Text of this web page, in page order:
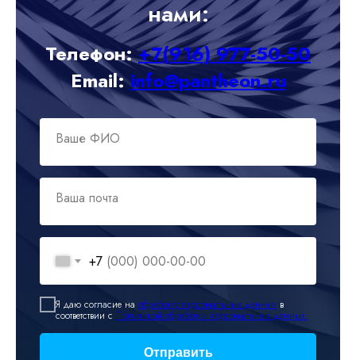
нами:
Телефон:+7(916) 977-50-50
Email:info@pantheon.ru
Ваше ФИО
Ваша почта
+7
Я даю согласие на обработку персональных данных в
соответствии с Политикой обработки персональных данных.
Отправить